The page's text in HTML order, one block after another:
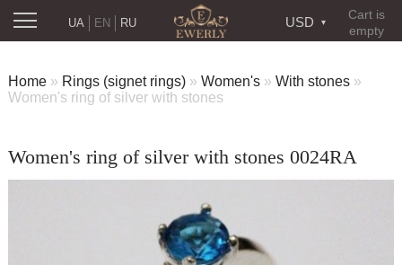
Cart is
empty
USD
RU
UA EN
Home » Rings (signet rings) » Women's » With stones »
Women's ring of silver with stones
Women's ring of silver with stones 0024RA